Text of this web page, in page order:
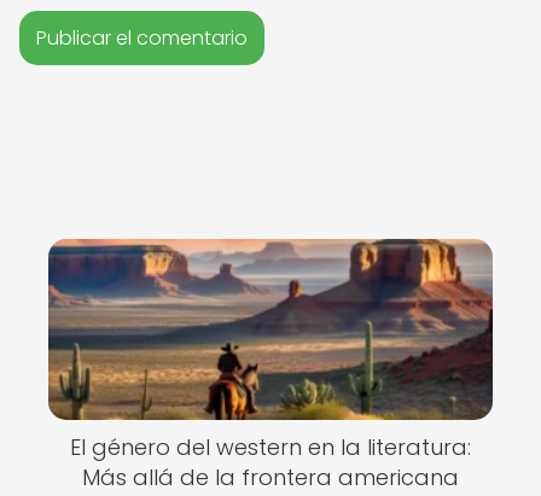
El género del western en la literatura:
Más allá de la frontera americana